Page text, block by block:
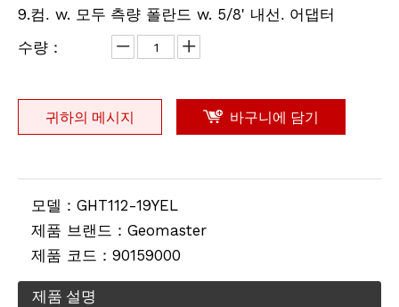
전동 고각 삼각대
9.컴. w. 모두 측량 폴란드 w. 5/8' 내선. 어댑터
수량：
귀하의 메시지 바구니에 담기
모델： GHT112-19YEL
제품 브랜드： Geomaster
제품 코드： 90159000
제품 설명